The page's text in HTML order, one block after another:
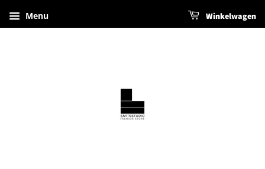
Menu Winkelwagen